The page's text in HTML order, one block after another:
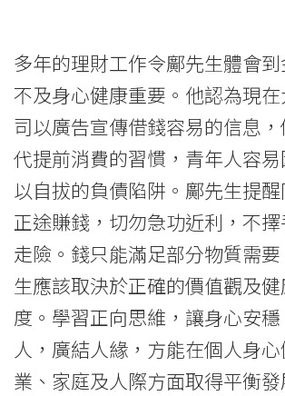
學
分
享
財
富
管
理
哲
學
多年的理財工作令鄺先生體會
不及身心健康重要。他認為現
司以廣告宣傳借錢容易的信息
代提前消費的習慣，青年人容
以自拔的負債陷阱。鄺先生提
正途賺錢，切勿急功近利，不
走險。錢只能滿足部分物質需
生應該取決於正確的價值觀及
度。學習正向思維，讓身心安
人，廣結人緣，方能在個人身
業、家庭及人際方面取得平衡發